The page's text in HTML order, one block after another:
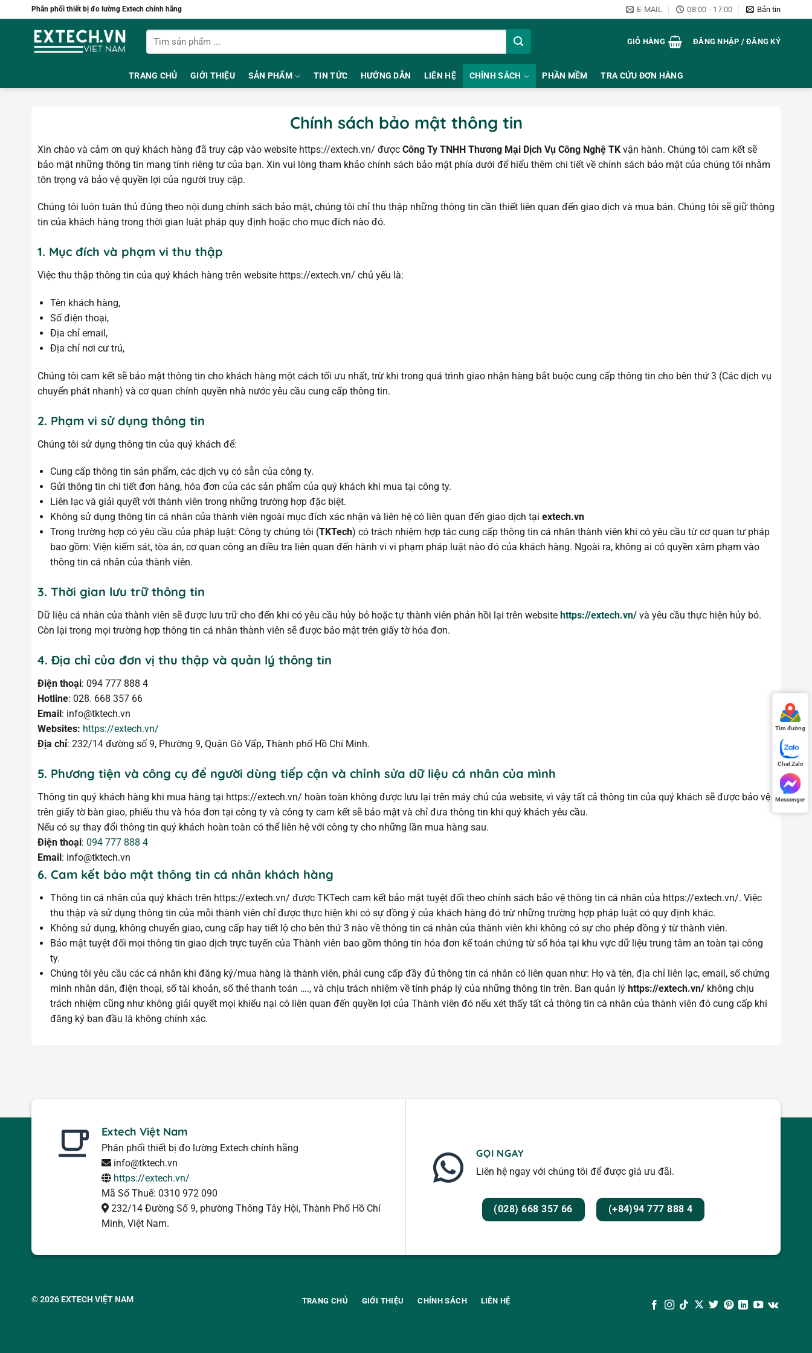
qua
Phân phối thiết bị đo lường Extech chính hãng E-MAIL 08:00 - 17:00 Bản tin
Tìm
kiếm:
GIỎ HÀNG ĐĂNG NHẬP / ĐĂNG KÝ
TRANG CHỦ GIỚI THIỆU SẢN PHẨM TIN TỨC HƯỚNG DẪN LIÊN HỆ CHÍNH SÁCH PHẦN MỀM TRA CỨU ĐƠN HÀNG
Chính sách bảo mật thông tin
Xin chào và cảm ơn quý khách hàng đã truy cập vào website https://extech.vn/ được Công Ty TNHH Thương Mại Dịch Vụ Công Nghệ TK vận hành. Chúng tôi cam kết sẽ
bảo mật những thông tin mang tính riêng tư của bạn. Xin vui lòng tham khảo chính sách bảo mật phía dưới để hiểu thêm chi tiết về chính sách bảo mật của chúng tôi nhằm
tôn trọng và bảo vệ quyền lợi của người truy cập.
Chúng tôi luôn tuân thủ đúng theo nội dung chính sách bảo mật, chúng tôi chỉ thu thập những thông tin cần thiết liên quan đến giao dịch và mua bán. Chúng tôi sẽ giữ thông
tin của khách hàng trong thời gian luật pháp quy định hoặc cho mục đích nào đó.
1. Mục đích và phạm vi thu thập
Việc thu thập thông tin của quý khách hàng trên website https://extech.vn/ chủ yếu là:
Tên khách hàng,
Số điện thoại,
Địa chỉ email,
Địa chỉ nơi cư trú,
Chúng tôi cam kết sẽ bảo mật thông tin cho khách hàng một cách tối ưu nhất, trừ khi trong quá trình giao nhận hàng bắt buộc cung cấp thông tin cho bên thứ 3 (Các dịch vụ
chuyển phát nhanh) và cơ quan chính quyền nhà nước yêu cầu cung cấp thông tin.
2. Phạm vi sử dụng thông tin
Chúng tôi sử dụng thông tin của quý khách để:
Cung cấp thông tin sản phẩm, các dịch vụ có sẵn của công ty.
Gửi thông tin chi tiết đơn hàng, hóa đơn của các sản phẩm của quý khách khi mua tại công ty.
Liên lạc và giải quyết với thành viên trong những trường hợp đặc biệt.
Không sử dụng thông tin cá nhân của thành viên ngoài mục đích xác nhận và liên hệ có liên quan đến giao dịch tại extech.vn
Trong trường hợp có yêu cầu của pháp luật: Công ty chúng tôi (TKTech) có trách nhiệm hợp tác cung cấp thông tin cá nhân thành viên khi có yêu cầu từ cơ quan tư pháp
bao gồm: Viện kiểm sát, tòa án, cơ quan công an điều tra liên quan đến hành vi vi phạm pháp luật nào đó của khách hàng. Ngoài ra, không ai có quyền xâm phạm vào
thông tin cá nhân của thành viên.
3. Thời gian lưu trữ thông tin
Dữ liệu cá nhân của thành viên sẽ được lưu trữ cho đến khi có yêu cầu hủy bỏ hoặc tự thành viên phản hồi lại trên website https://extech.vn/ và yêu cầu thực hiện hủy bỏ.
Còn lại trong mọi trường hợp thông tin cá nhân thành viên sẽ được bảo mật trên giấy tờ hóa đơn.
4. Địa chỉ của đơn vị thu thập và quản lý thông tin
Điện thoại: 094 777 888 4
Hotline: 028. 668 357 66
Email: info@tktech.vn
Websites: https://extech.vn/
Địa chỉ: 232/14 đường số 9, Phường 9, Quận Gò Vấp, Thành phố Hồ Chí Minh.
5. Phương tiện và công cụ để người dùng tiếp cận và chỉnh sửa dữ liệu cá nhân của mình
Thông tin quý khách hàng khi mua hàng tại https://extech.vn/ hoàn toàn không được lưu lại trên máy chủ của website, vì vậy tất cả thông tin của quý khách sẽ được bảo vệ
trên giấy tờ bàn giao, phiếu thu và hóa đơn tại công ty và công ty cam kết sẽ bảo mật và chỉ đưa thông tin khi quý khách yêu cầu.
Nếu có sự thay đổi thông tin quý khách hoàn toàn có thể liên hệ với công ty cho những lần mua hàng sau.
Điện thoại: 094 777 888 4
Email: info@tktech.vn
6. Cam kết bảo mật thông tin cá nhân khách hàng
Thông tin cá nhân của quý khách trên https://extech.vn/ được TKTech cam kết bảo mật tuyệt đối theo chính sách bảo vệ thông tin cá nhân của https://extech.vn/. Việc
thu thập và sử dụng thông tin của mỗi thành viên chỉ được thực hiện khi có sự đồng ý của khách hàng đó trừ những trường hợp pháp luật có quy định khác.
Không sử dụng, không chuyển giao, cung cấp hay tiết lộ cho bên thứ 3 nào về thông tin cá nhân của thành viên khi không có sự cho phép đồng ý từ thành viên.
Bảo mật tuyệt đối mọi thông tin giao dịch trực tuyến của Thành viên bao gồm thông tin hóa đơn kế toán chứng từ số hóa tại khu vực dữ liệu trung tâm an toàn tại công
ty.
Chúng tôi yêu cầu các cá nhân khi đăng ký/mua hàng là thành viên, phải cung cấp đầy đủ thông tin cá nhân có liên quan như: Họ và tên, địa chỉ liên lạc, email, số chứng
minh nhân dân, điện thoại, số tài khoản, số thẻ thanh toán …., và chịu trách nhiệm về tính pháp lý của những thông tin trên. Ban quản lý https://extech.vn/không chịu
trách nhiệm cũng như không giải quyết mọi khiếu nại có liên quan đến quyền lợi của Thành viên đó nếu xét thấy tất cả thông tin cá nhân của thành viên đó cung cấp khi
đăng ký ban đầu là không chính xác.
Extech Việt Nam
Phân phối thiết bị đo lường Extech chính hãng
info@tktech.vn
https://extech.vn/
Mã Số Thuế: 0310 972 090
232/14 Đường Số 9, phường Thông Tây Hội, Thành Phố Hồ Chí
Minh, Việt Nam.
GỌI NGAY
Liên hệ ngay với chúng tôi để được giá ưu đãi.
(028) 668 357 66 (+84)94 777 888 4
© 2026EXTECH VIỆT NAM TRANG CHỦ GIỚI THIỆU CHÍNH SÁCH LIÊN HỆ
Tìm đường
Chat Zalo
Messenger